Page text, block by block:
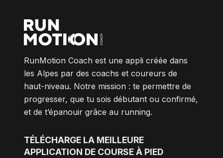
RunMotion Coach est une appli créée dans
les Alpes par des coachs et coureurs de
haut-niveau. Notre mission : te permettre de
progresser, que tu sois débutant ou confirmé,
et de t’épanouir grâce au running.
TÉLÉCHARGE LA MEILLEURE
APPLICATION DE COURSE À PIED